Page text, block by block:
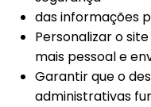
das informações
Personalizar o
mais pessoal e
Garantir que o
administrativas